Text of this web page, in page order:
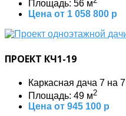
Площадь: 56 м
Цена от 1 058 800 р
ПРОЕКТ КЧ1-19
Каркасная дача 7 на 7
Площадь: 49 м2
Цена от 945 100 р